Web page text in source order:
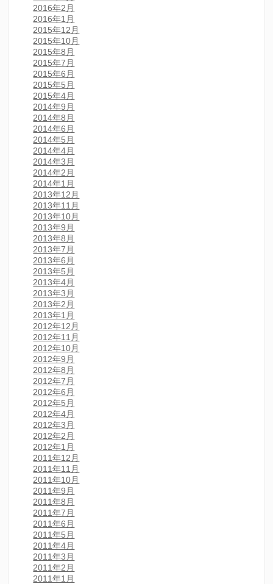
2016年2月
2016年1月
2015年12月
2015年10月
2015年8月
2015年7月
2015年6月
2015年5月
2015年4月
2014年9月
2014年8月
2014年6月
2014年5月
2014年4月
2014年3月
2014年2月
2014年1月
2013年12月
2013年11月
2013年10月
2013年9月
2013年8月
2013年7月
2013年6月
2013年5月
2013年4月
2013年3月
2013年2月
2013年1月
2012年12月
2012年11月
2012年10月
2012年9月
2012年8月
2012年7月
2012年6月
2012年5月
2012年4月
2012年3月
2012年2月
2012年1月
2011年12月
2011年11月
2011年10月
2011年9月
2011年8月
2011年7月
2011年6月
2011年5月
2011年4月
2011年3月
2011年2月
2011年1月